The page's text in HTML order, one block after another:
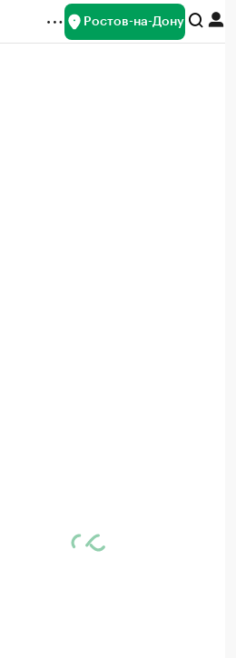
Ростов-на-Дону